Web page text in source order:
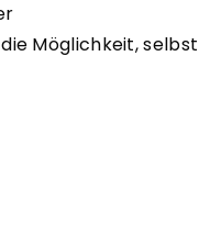
Möglichkeit, selbst